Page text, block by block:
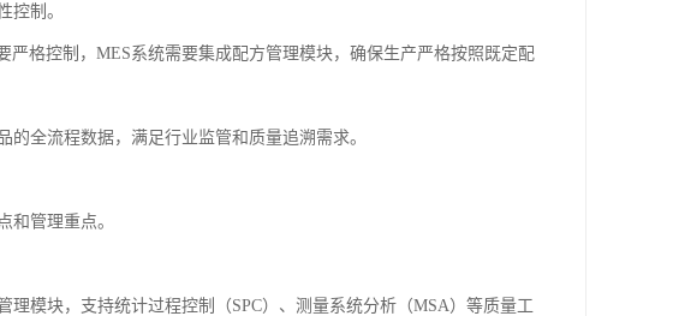
控制。
格控制，MES系统需要集成配方管理模块，确保生产严格按照既定配
全流程数据，满足行业监管和质量追溯需求。
和管理重点。
模块，支持统计过程控制（SPC）、测量系统分析（MSA）等质量工